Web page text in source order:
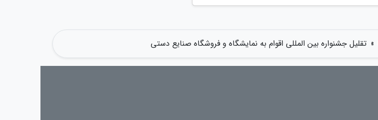
» تقلیل جشنواره بین المللی اقوام به نمایشگاه و فروشگاه صنایع دستی